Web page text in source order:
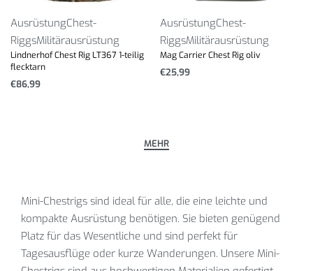
AusrüstungChest-
RiggsMilitärausrüstung
Lindnerhof Chest Rig LT367 1-teilig
flecktarn
€86,99
AusrüstungChest-
RiggsMilitärausrüstung
Mag Carrier Chest Rig oliv
€25,99
Mini-Chestrigs sind ideal für alle, die eine leichte und
kompakte Ausrüstung benötigen. Sie bieten genügend
Platz für das Wesentliche und sind perfekt für
Tagesausflüge oder kurze Wanderungen. Unsere Mini-